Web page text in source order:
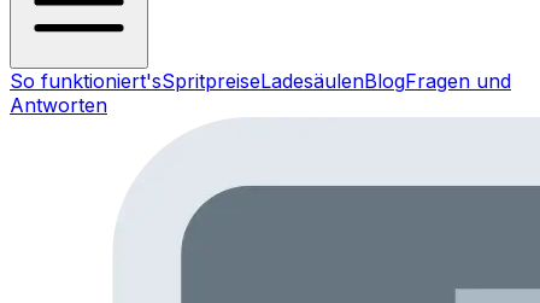
So funktioniert'sSpritpreiseLadesäulenBlogFragen und
Antworten